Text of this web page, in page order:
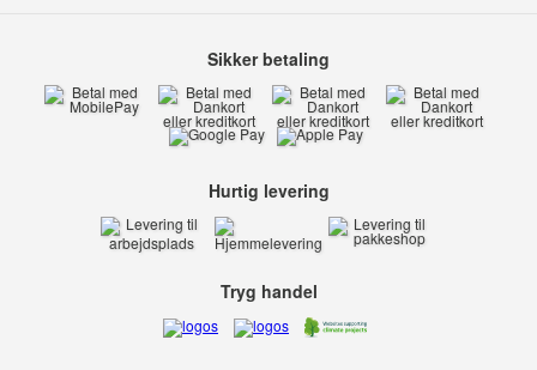
Sikker betaling
Hurtig levering
Tryg handel